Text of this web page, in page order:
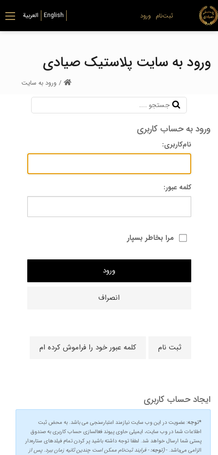
ثبت‌نام ورود
ورود به سایت پلاستیک صیادی
/ ورود به سایت
ورود به حساب کاربری
نام‌کاربری:
کلمه عبور:
مرا بخاطر بسپار
ورود
انصراف
ثبت نام کلمه عبور خود را فراموش کرده ام
ایجاد حساب کاربری
*توجه: عضویت در این وب سایت نیازمند اعتبارسنجی می باشد. به محض ثبت
اطلاعات شما در وب سایت، ایمیلی حاوی پیوند فعالسازی حساب کاربری به صندوق
پستی شما ارسال خواهد شد. لطفا توجه داشته باشید پر کردن تمام فیلدهای ستاره‌دار
الزامی می‌باشد. -(توجه:- فرایند ثبت‌نام ممکن است چندین ثانیه زمان ببرد. پس از